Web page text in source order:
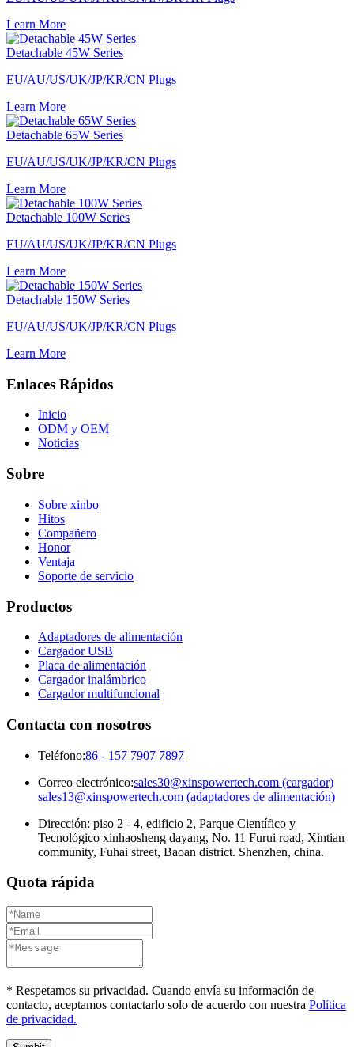
Learn More
Detachable 45W Series
EU/AU/US/UK/JP/KR/CN Plugs
Learn More
Detachable 65W Series
EU/AU/US/UK/JP/KR/CN Plugs
Learn More
Detachable 100W Series
EU/AU/US/UK/JP/KR/CN Plugs
Learn More
Detachable 150W Series
EU/AU/US/UK/JP/KR/CN Plugs
Learn More
Enlaces Rápidos
Inicio
ODM y OEM
Noticias
Sobre
Sobre xinbo
Hitos
Compañero
Honor
Ventaja
Soporte de servicio
Productos
Adaptadores de alimentación
Cargador USB
Placa de alimentación
Cargador inalámbrico
Cargador multifuncional
Contacta con nosotros
Teléfono:86 - 157 7907 7897
Correo electrónico:sales30@xinspowertech.com (cargador)
sales13@xinspowertech.com (adaptadores de alimentación)
Dirección: piso 2 - 4, edificio 2, Parque Científico y
Tecnológico xinhaosheng dayang, No. 11 Furui road, Xintian
community, Fuhai street, Baoan district. Shenzhen, china.
Quota rápida
* Respetamos su privacidad. Cuando envía su información de
contacto, aceptamos contactarlo solo de acuerdo con nuestra Política
de privacidad.